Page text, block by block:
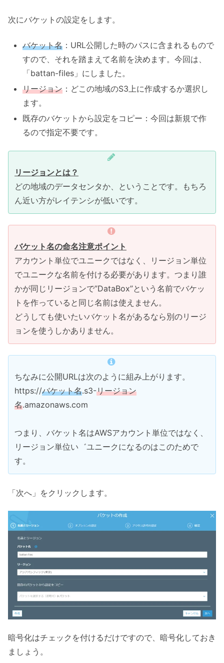
次にバケットの設定をします。
バケット名 ：URL公開した時のパスに含まれるもので
すので、それを踏まえて名前を決めます。今回は、
「battan-files」にしました。
リージョン ：どこの地域のS3上に作成するか選択し
ます。
既存のバケットから設定をコピー：今回は新規で作
るので指定不要です。
リージョンとは？
どの地域のデータセンタか、ということです。もちろ
ん近い方がレイテンシが低いです。
バケット名の命名注意ポイント
アカウント単位でユニークではなく、リージョン単位
でユニークな名前を付ける必要があります。つまり誰
かが同じリージョンで”DataBox”という名前でバケッ
トを作っていると同じ名前は使えません。
どうしても使いたいバケット名があるなら別のリージ
ョンを使うしかありません。
ちなみに公開URLは次のように組み上がります。
https://バケット名.s3-リージョン
名.amazonaws.com
つまり、バケット名はAWSアカウント単位ではなく、
リージョン単位い゛ユニークになるのはこのためで
す。
「次へ」をクリックします。
暗号化はチェックを付けるだけですので、暗号化しておき
ましょう。